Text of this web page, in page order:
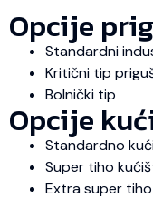
Opcije
Standardni
Kritični tip
Bolnički tip
Opcije
Standardno
Super tiho
Extra super